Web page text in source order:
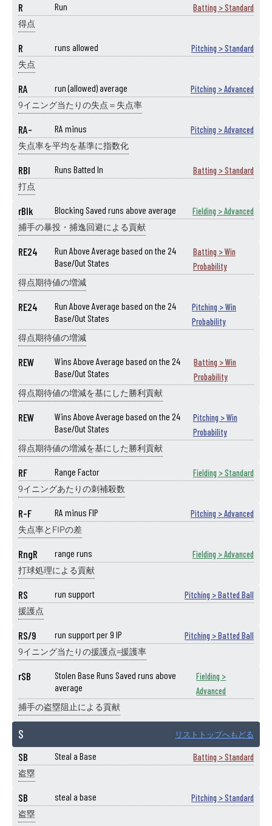
R Run Batting > Standard
得点
R runs allowed Pitching > Standard
失点
RA run (allowed) average Pitching > Advanced
9イニング当たりの失点＝失点率
RA- RA minus Pitching > Advanced
失点率を平均を基準に指数化
RBI Runs Batted In Batting > Standard
打点
rBlk Blocking Saved runs above average Fielding > Advanced
捕手の暴投・捕逸回避による貢献
RE24
Run Above Average based on the 24
Base/Out States
Batting > Win
Probability
得点期待値の増減
RE24
Run Above Average based on the 24
Base/Out States
Pitching > Win
Probability
得点期待値の増減
REW
Wins Above Average based on the 24
Base/Out States
Batting > Win
Probability
得点期待値の増減を基にした勝利貢献
REW
Wins Above Average based on the 24
Base/Out States
Pitching > Win
Probability
得点期待値の増減を基にした勝利貢献
RF Range Factor Fielding > Standard
9イニングあたりの刺補殺数
R-F RA minus FIP Pitching > Advanced
失点率とFIPの差
RngR range runs Fielding > Advanced
打球処理による貢献
RS run support Pitching > Batted Ball
援護点
RS/9 run support per 9 IP Pitching > Batted Ball
9イニング当たりの援護点=援護率
rSB
Stolen Base Runs Saved runs above
average
Fielding >
Advanced
捕手の盗塁阻止による貢献
S リストトップへもどる
SB Steal a Base Batting > Standard
盗塁
SB steal a base Pitching > Standard
盗塁